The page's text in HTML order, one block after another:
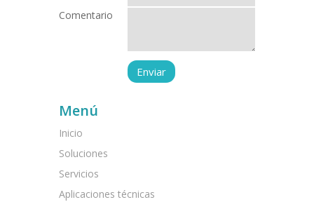
Comentario
Menú
Inicio
Soluciones
Servicios
Aplicaciones técnicas